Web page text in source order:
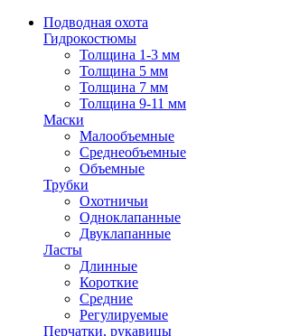
Подводная охота
Гидрокостюмы
Толщина 1-3 мм
Толщина 5 мм
Толщина 7 мм
Толщина 9-11 мм
Маски
Малообъемные
Среднеобъемные
Объемные
Трубки
Охотничьи
Одноклапанные
Двуклапанные
Ласты
Длинные
Короткие
Средние
Регулируемые
Перчатки, рукавицы